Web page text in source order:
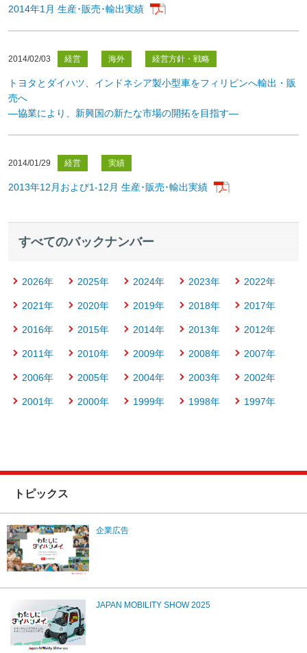
2014年1月 生産･販売･輸出実績
2014/02/03 経営 海外 経営方針・戦略
トヨタとダイハツ、インドネシア製小型車をフィリピンへ輸出・販
売へ
—協業により、新興国の新たな市場の開拓を目指す—
2014/01/29 経営 実績
2013年12月および1-12月 生産･販売･輸出実績
すべてのバックナンバー
2026年 2025年 2024年 2023年 2022年
2021年 2020年 2019年 2018年 2017年
2016年 2015年 2014年 2013年 2012年
2011年 2010年 2009年 2008年 2007年
2006年 2005年 2004年 2003年 2002年
2001年 2000年 1999年 1998年 1997年
トピックス
企業広告
JAPAN MOBILITY SHOW 2025